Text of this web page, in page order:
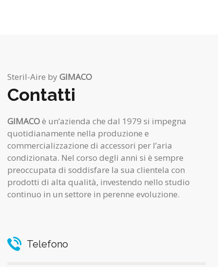
Steril-Aire by GIMACO
Contatti
GIMACOè un’azienda che dal 1979 si impegna
quotidianamente nella produzione e
commercializzazione di accessori per l’aria
condizionata. Nel corso degli anni si è sempre
preoccupata di soddisfare la sua clientela con
prodotti di alta qualità, investendo nello studio
continuo in un settore in perenne evoluzione.
Telefono